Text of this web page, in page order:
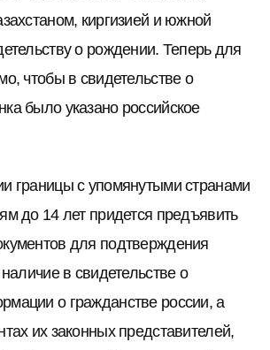
киргизией и южной
о рождении. Теперь для
чтобы в свидетельстве о
было указано российское
границы с упомянутыми странами
до 14 лет придется предъявить
для подтверждения
наличие в свидетельстве о
о гражданстве россии, а
их законных представителей,